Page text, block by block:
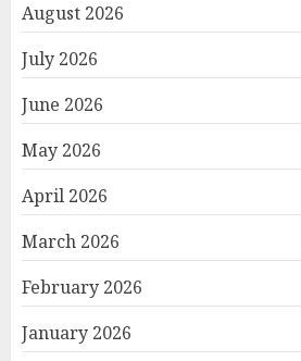
August 2026
July 2026
June 2026
May 2026
April 2026
March 2026
February 2026
January 2026